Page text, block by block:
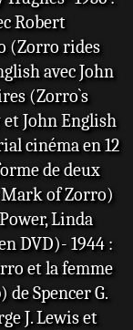
Robert
(Zorro rides
avec John
(Zorro`s
John English
cinéma en 12
de deux
Mark of Zorro)
Linda
DVD)- 1944 :
et la femme
Spencer G.
J. Lewis et